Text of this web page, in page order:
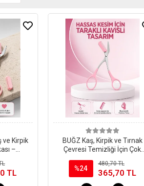
ve Kirpik
–
Nesil
TL
BUĞZ Kaş, Kirpik ve Tırnak
Çevresi Temizliği İçin Çok
Fonksiyonlu Makas Yeni Nesil
%24
480,70 TL
365,70 TL